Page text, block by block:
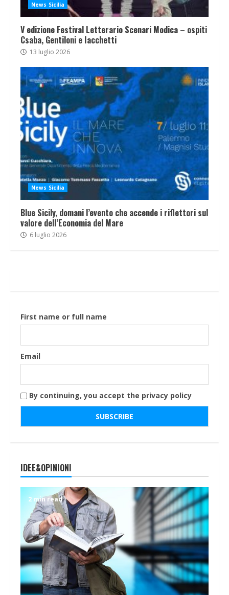
News Sicilia
V edizione Festival Letterario Scenari Modica – ospiti
Csaba, Gentiloni e Iacchetti
13 luglio 2026
News Sicilia
Blue Sicily, domani l’evento che accende i riflettori sul
valore dell’Economia del Mare
6 luglio 2026
First name or full name
Email
By continuing, you accept the privacy policy
IDEE&OPINIONI
2 min read